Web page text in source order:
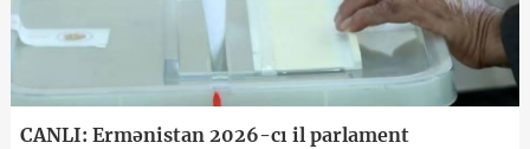
CANLI: Ermənistan 2026-cı il parlament